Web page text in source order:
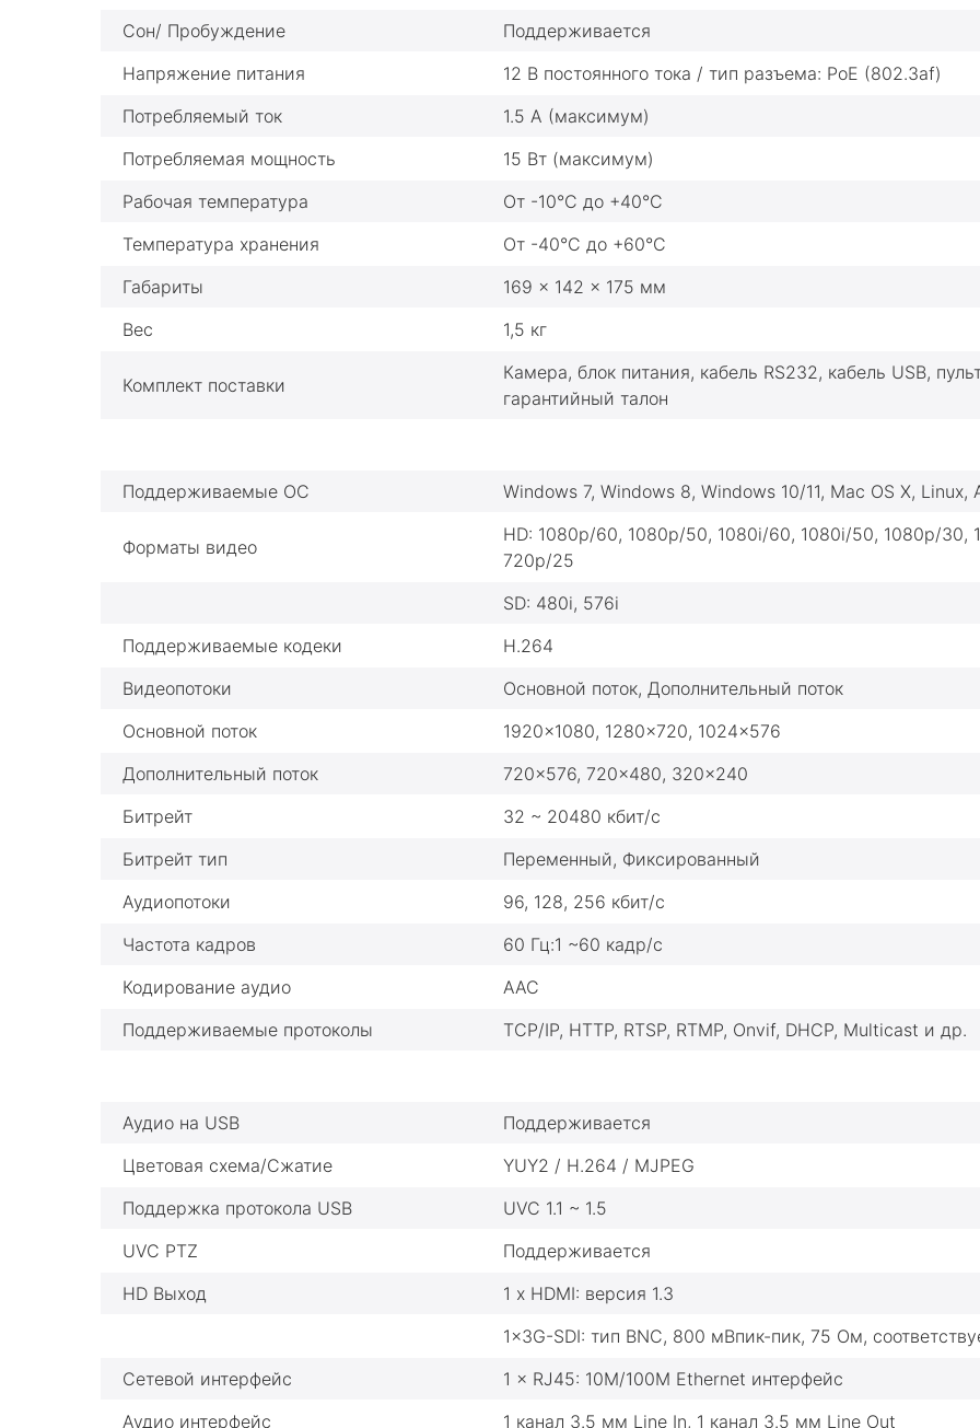
Сон/ Пробуждение
Поддерживается
Напряжение питания
12 В постоянного тока / тип разъема: PoE (802.3af)
Потребляемый ток
1.5 A (максимум)
Потребляемая мощность
15 Вт (максимум)
Рабочая температура
От -10°C до +40°C
Температура хранения
От -40°C до +60°C
Габариты
169 x 142 x 175 мм
Вес
1,5 кг
Комплект поставки
Камера, блок питания, кабель RS232, кабель USB,
гарантийный талон
Поддерживаемые ОС Windows 7, Windows 8, Windows 10/11, Mac OS X, Linux,
Форматы видео
HD: 1080p/60, 1080p/50, 1080i/60, 1080i/50, 1080p/
720p/25
SD: 480i, 576i
Поддерживаемые кодеки
H.264
Видеопотоки
Основной поток, Дополнительный поток
Основной поток
1920x1080, 1280x720, 1024x576
Дополнительный поток
720x576, 720x480, 320x240
Битрейт
32 ~ 20480 кбит/с
Битрейт тип
Переменный, Фиксированный
Аудиопотоки
96, 128, 256 кбит/с
Частота кадров
60 Гц:1 ~60 кадр/с
Кодирование аудио
AAC
Поддерживаемые протоколы
TCP/IP, HTTP, RTSP, RTMP, Onvif, DHCP, Multicast и др.
Аудио на USB
Поддерживается
Цветовая схема/Сжатие
YUY2 / H.264 / MJPEG
Поддержка протокола USB
UVC 1.1 ~ 1.5
UVC PTZ
Поддерживается
HD Выход
1 х HDMI: версия 1.3
1x3G-SDI: тип BNC, 800 мВпик-пик, 75 Ом,
Сетевой интерфейс
1 × RJ45: 10M/100M Ethernet интерфейс
Аудио интерфейс
1 канал 3.5 мм Line In, 1 канал 3.5 мм Line Out